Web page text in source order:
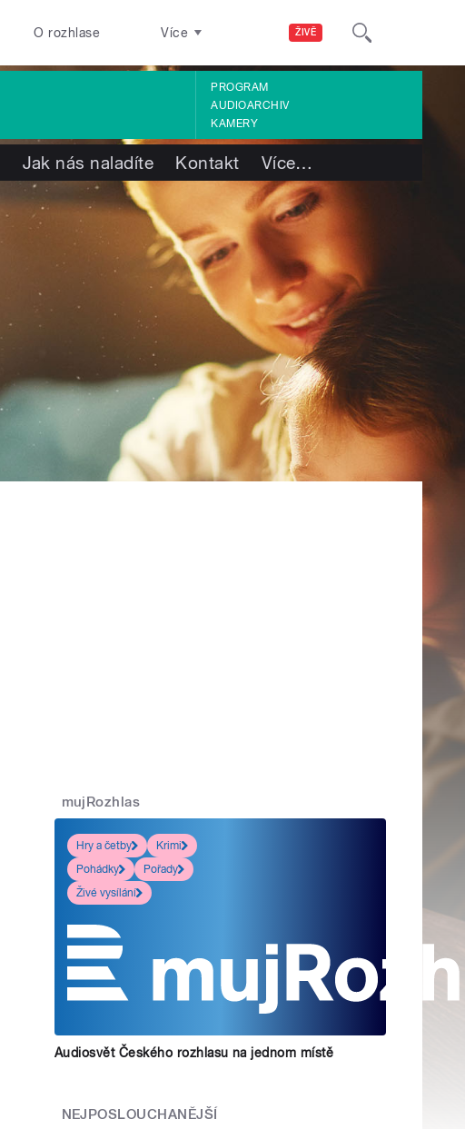
ŽIVĚ
O rozhlase Více
PROGRAM
AUDIOARCHIV
KAMERY
Jak nás naladíte Kontakt Více…
mujRozhlas
Hry a četby
Krimi
Pohádky
Pořady
Živé vysílání
Audiosvět Českého rozhlasu na jednom místě
NEJPOSLOUCHANĚJŠÍ